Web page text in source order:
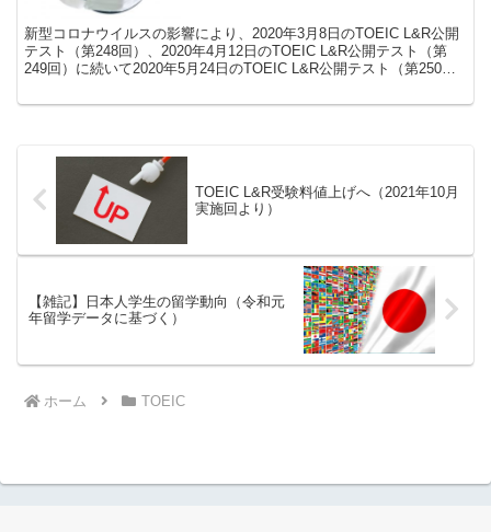
新型コロナウイルスの影響により、2020年3月8日のTOEIC L&R公開
テスト（第248回）、2020年4月12日のTOEIC L&R公開テスト（第
249回）に続いて2020年5月24日のTOEIC L&R公開テスト（第250
型コロナウイルスの影響による公開テストの中止は、3回連続となり
TOEIC L&R受験料値上げへ（2021年10月
実施回より）
【雑記】日本人学生の留学動向（令和元
年留学データに基づく）
ホーム TOEIC